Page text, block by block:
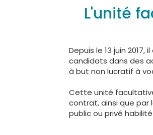
L'unité
Depuis le 13 juin
candidats dans des
à but non lucratif à
Cette unité
contrat, ainsi que par
public ou privé